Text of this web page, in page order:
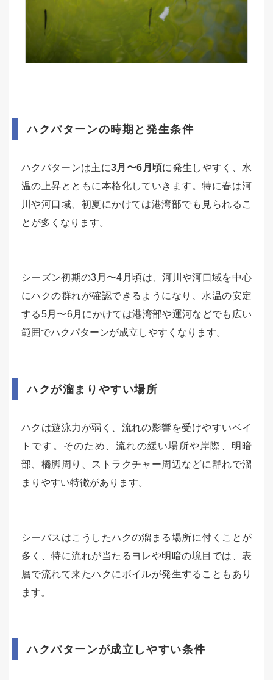
ハクパターンの時期と発生条件
ハクパターンは主に3月〜6月頃に発生しやすく、水
温の上昇とともに本格化していきます。特に春は河
川や河口域、初夏にかけては港湾部でも見られるこ
とが多くなります。
シーズン初期の3月〜4月頃は、河川や河口域を中心
にハクの群れが確認できるようになり、水温の安定
する5月〜6月にかけては港湾部や運河などでも広い
範囲でハクパターンが成立しやすくなります。
ハクが溜まりやすい場所
ハクは遊泳力が弱く、流れの影響を受けやすいベイ
トです。そのため、流れの緩い場所や岸際、明暗
部、橋脚周り、ストラクチャー周辺などに群れで溜
まりやすい特徴があります。
シーバスはこうしたハクの溜まる場所に付くことが
多く、特に流れが当たるヨレや明暗の境目では、表
層で流れて来たハクにボイルが発生することもあり
ます。
ハクパターンが成立しやすい条件